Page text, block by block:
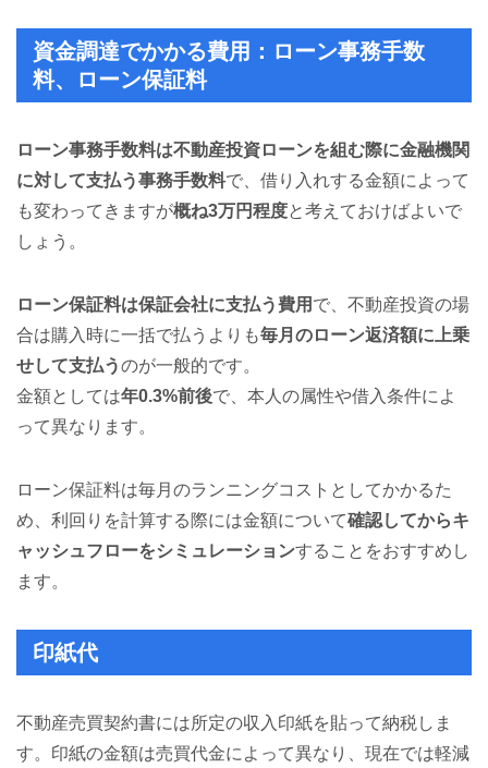
資金調達でかかる費用：ローン事務手数
料、ローン保証料
ローン事務手数料は不動産投資ローンを組む際に金融機関
に対して支払う事務手数料で、借り入れする金額によって
も変わってきますが概ね3万円程度と考えておけばよいで
しょう。
ローン保証料は保証会社に支払う費用 で、不動産投資の場
合は購入時に一括で払うよりも毎月のローン返済額に上乗
せして支払うのが一般的です。
金額としては年0.3%前後で、本人の属性や借入条件によ
って異なります。
ローン保証料は毎月のランニングコストとしてかかるた
め、利回りを計算する際には金額について確認してからキ
ャッシュフローをシミュレーションすることをおすすめし
ます。
印紙代
不動産売買契約書には所定の収入印紙を貼って納税しま
す。印紙の金額は売買代金によって異なり、現在では軽減